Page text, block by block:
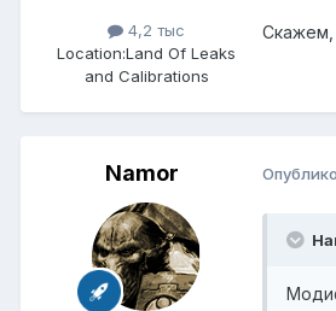
4,2 тыс
Location:Land Of Leaks
and Calibrations
Скажем,
Namor